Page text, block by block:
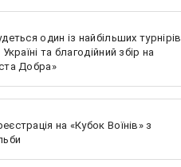
один із найбільших турнірів
та благодійний збір на
Добра»
на «Кубок Воїнів» з